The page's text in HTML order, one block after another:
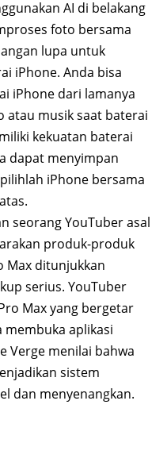
AI di belakang
foto bersama
lupa untuk
iPhone. Anda bisa
iPhone dari lamanya
atau musik saat baterai
kekuatan baterai
dapat menyimpan
iPhone bersama
seorang YouTuber asal
produk-produk
Max ditunjukkan
serius. YouTuber
Max yang bergetar
membuka aplikasi
Verge menilai bahwa
sistem
dan menyenangkan.